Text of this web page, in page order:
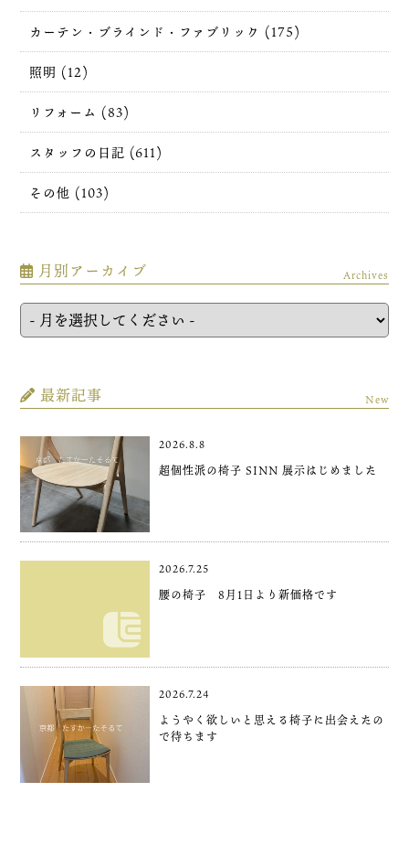
カーテン・ブラインド・ファブリック (175)
照明 (12)
リフォーム (83)
スタッフの日記 (611)
その他 (103)
月別アーカイブ Archives
最新記事 New
2026.8.8
超個性派の椅子 SINN 展示はじめました
2026.7.25
腰の椅子 8月1日より新価格です
2026.7.24
ようやく欲しいと思える椅子に出会えたの
で待ちます